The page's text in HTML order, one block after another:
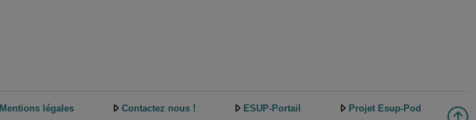
Mentions légales Contactez nous ! ESUP-Portail Projet Esup-Pod